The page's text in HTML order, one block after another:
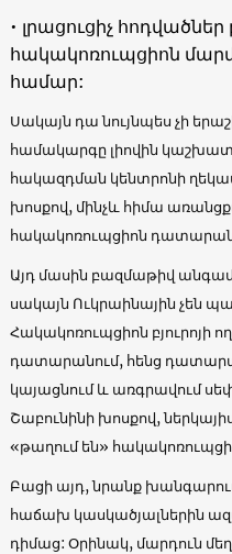
• լրացուցիչ հոդվածներ
հակակոռուպցիոն
համար:
Սակայն դա նույնպես չի
համակարգը լիովին
հակազդման կենտրոնի
խոսքով, մինչև հիմա
հակակոռուպցիոն դատարան,
Այդ մասին բազմաթիվ
սակայն Ուկրաինային չեն
Հակակոռուպցիոն
դատարանում, հենց
կայացնում և առգրավում
Շաբունինի խոսքով,
«թաղում են»
Բացի այդ, նրանք
հաճախ կասկածյալներին
դիմաց: Օրինակ, մարդուն